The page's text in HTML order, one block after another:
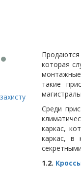
Продаются
которая
такие
Среди
каркас,
каркас, в
1.2.